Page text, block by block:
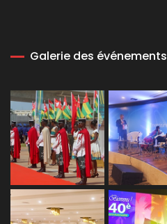
Galerie des événements